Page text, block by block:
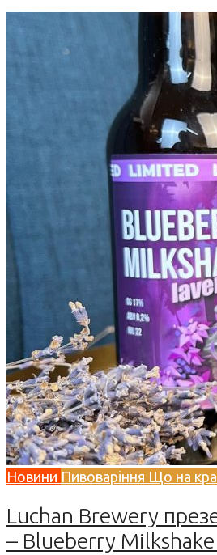
Новини Пивоваріння Що на
Luchan Brewery
– Blueberry